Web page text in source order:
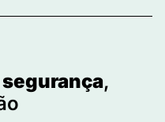
segurança,